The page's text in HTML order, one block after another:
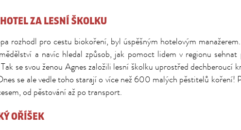
ZA LESNÍ ŠKOLKU
rozhodl pro cestu biokoření, byl úspěšným hotelovým
a navíc hledal způsob, jak pomoct lidem v regionu
se svou ženou Agnes založili lesní školku uprostřed dechberoucí
se ale vedle toho starají o více než 600 malých pěstitelů koření!
od pěstování až po transport.
OŘÍŠEK